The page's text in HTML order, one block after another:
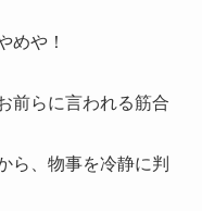
めや！
前らに言われる筋合
ら、物事を冷静に判